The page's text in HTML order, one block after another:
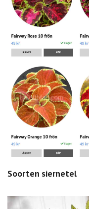
Soorten siernetel